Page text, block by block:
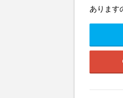
あります